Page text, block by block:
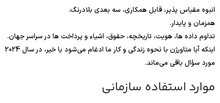
انبوه مقیاس پذیر، قابل همکاری، سه بعدی بلادرنگ.
همزمان و پایدار.
تداوم داده ها، هویت، تاریخچه، حقوق، اشیاء و پرداخت ها در سراسر جهان.
اینکه آیا متاورژن با نحوه زندگی و کار ما ادغام می‌شود یا خیر، در سال 2024
مورد سؤال باقی می‌ماند.
موارد استفاده سازمانی